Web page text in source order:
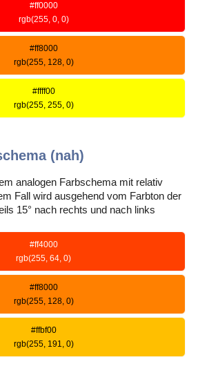
#ff0000
rgb(255, 0, 0)
#ff8000
rgb(255, 128, 0)
#ffff00
rgb(255, 255, 0)
(nah)
analogen Farbschema mit relativ
Fall wird ausgehend vom Farbton der
15° nach rechts und nach links
#ff4000
rgb(255, 64, 0)
#ff8000
rgb(255, 128, 0)
#ffbf00
rgb(255, 191, 0)